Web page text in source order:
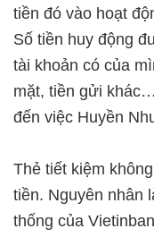
tiền đó vào hoạt
Số tiền huy động
tài khoản có của
mặt, tiền gửi
đến việc Huyền
Thẻ tiết kiệm
tiền. Nguyên nhân
thống của